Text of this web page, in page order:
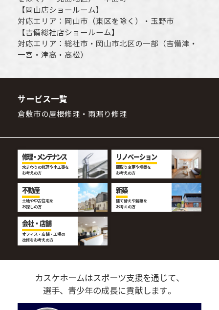
【 岡山店ショールーム】
対応エリア： 岡山市 （東区を除く）・玉野市
【吉備総社店ショールーム】
対応エリア： 総社市 ・ 岡山市北区の一部（吉備津・
一宮・津高・高松）
サービス一覧
倉敷市の屋根修理・雨漏り修理
修理・メンテナンス
水まわりの修理や小工事を
お考えの方
リノベーション
間取り変更や増築を
お考えの方
不動産
土地や中古住宅を
お探しの方
新築
建て替えや新築を
お考えの方
会社・店舗
オフィス・店舗・工場の
改修をお考えの方
カスケホームはスポーツ支援を通じて、
選手、青少年の成長に貢献します。